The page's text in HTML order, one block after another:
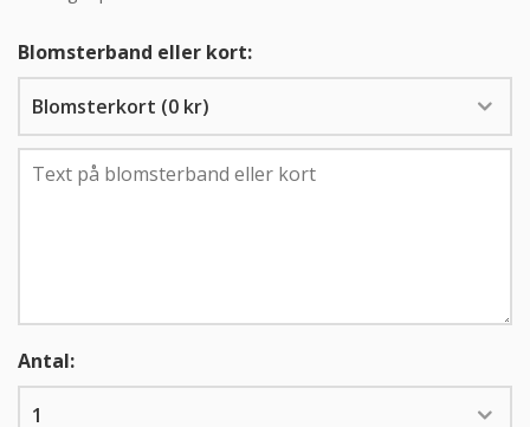
KUNDTJÄNST
010-10 10 350
Blomsterband eller kort:
Antal: